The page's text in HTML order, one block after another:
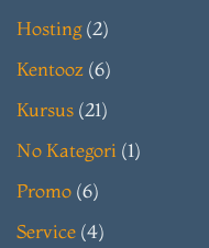
Hosting(2)
Kentooz (6)
Kursus (21)
No Kategori (1)
Promo (6)
Service (4)